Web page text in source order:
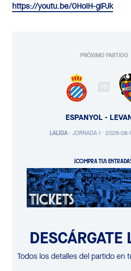
https://youtu.be/0HoIH-giPJk
PRÓXIMO PARTIDO
VS
ESPANYOL -
LALIGA· JORNADA 1 · 2026-08-
¡COMPRA TUS
DESCÁRGATE
Todos los detalles del partido en